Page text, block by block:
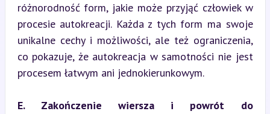
różnorodność form, jakie może przyjąć człowiek w
procesie autokreacji. Każda z tych form ma swoje
unikalne cechy i możliwości, ale też ograniczenia,
co pokazuje, że autokreacja w samotności nie jest
procesem łatwym ani jednokierunkowym.
E. Zakończenie wiersza i powrót do